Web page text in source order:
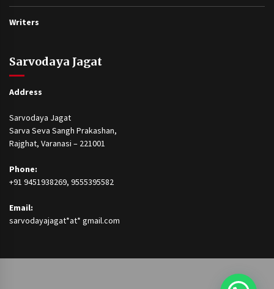
Writers
Sarvodaya Jagat
Address
Sarvodaya Jagat
Sarva Seva Sangh Prakashan,
Rajghat, Varanasi – 221001
Phone:
+91 9451938269, 9555395582
Email:
sarvodayajagat*at* gmail.com